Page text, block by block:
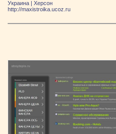
Украина | Херсон
http://maxistroika.ucoz.ru